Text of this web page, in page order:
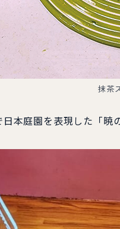
抹茶
本庭園を表現した「暁